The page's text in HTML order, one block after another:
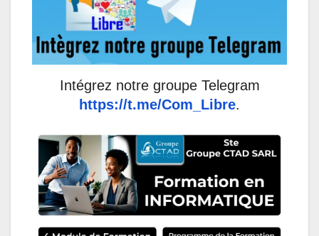
Intégrez notre groupe Telegram
https://t.me/Com_Libre.